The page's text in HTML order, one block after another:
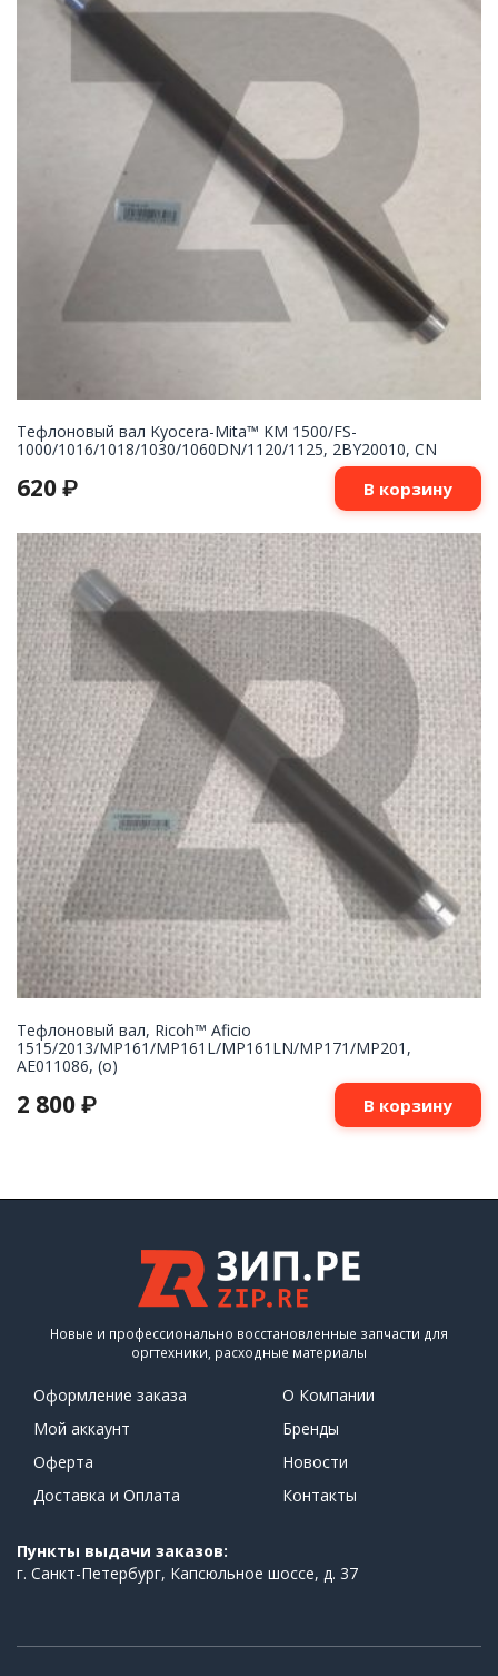
Тефлоновый вал Kyocera-Mita™ KM 1500/FS-
1000/1016/1018/1030/1060DN/1120/1125, 2BY20010, CN
620 ₽ В корзину
Тефлоновый вал, Ricoh™ Aficio
1515/2013/MP161/MP161L/MP161LN/MP171/MP201,
AE011086, (o)
2 800 ₽ В корзину
Новые и профессионально восстановленные запчасти для
оргтехники, расходные материалы
Оформление заказа
Мой аккаунт
Оферта
Доставка и Оплата
О Компании
Бренды
Новости
Контакты
Пункты выдачи заказов:
г. Санкт-Петербург, Капсюльное шоссе, д. 37